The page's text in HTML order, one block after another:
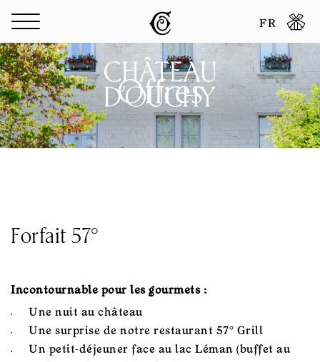
FR
Offres
Forfait 57°
Incontournable pour les gourmets :
Une nuit au château
Une surprise de notre restaurant 57° Grill
Un petit-déjeuner face au lac Léman (buffet au